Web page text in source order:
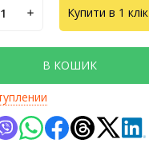
Купити в 1 клік
В КОШИК